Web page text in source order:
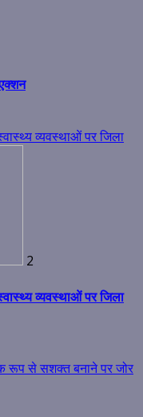
व्यवस्थाओं पर जिला
2
व्यवस्थाओं पर जिला
रूप से सशक्त बनाने पर जोर